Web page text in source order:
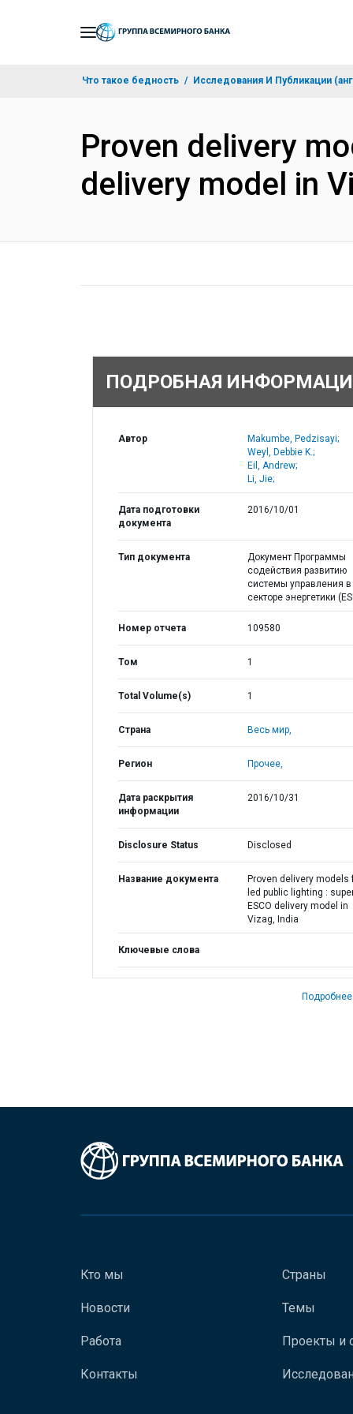
Что такое бедность Исследования И Публикации
Proven delivery
delivery model in
ПОДРОБНАЯ
Автор
Makumbe, Pedzisayi;
Weyl, Debbie K.;
Eil, Andrew;
Li, Jie;
Дата подготовки
документа
2016/10/01
Тип документа
Документ Программы
содействия развитию
системы управления в
секторе энергетики
Номер отчета 109580
Том 1
Total Volume(s) 1
Страна Весь мир,
Регион Прочее,
Дата раскрытия
информации
2016/10/31
Disclosure Status Disclosed
Название документа
Proven delivery models
led public lighting :
ESCO delivery model in
Vizag, India
Ключевые слова
Подробнее
Кто мы
Новости
Работа
Контакты
Страны
Темы
Проекты и